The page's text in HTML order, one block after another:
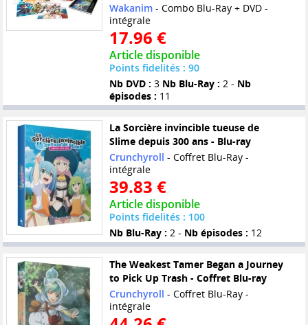
Wakanim- Combo Blu-Ray + DVD -
intégrale
17.96 €
Article disponible
Points fidelités : 90
Nb DVD : 3 Nb Blu-Ray : 2 - Nb
épisodes : 11
La Sorcière invincible tueuse de
Slime depuis 300 ans - Blu-ray
Crunchyroll - Coffret Blu-Ray -
intégrale
39.83 €
Article disponible
Points fidelités : 100
Nb Blu-Ray : 2 - Nb épisodes : 12
The Weakest Tamer Began a Journey
to Pick Up Trash - Coffret Blu-ray
Crunchyroll - Coffret Blu-Ray -
intégrale